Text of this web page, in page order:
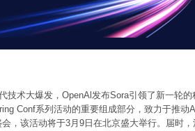
技术大爆发，OpenAl发布Sora引领了新一轮的
Conf系列活动的重要组成部分，致力于推动
，该活动将于3月9日在北京盛大举行。届时，